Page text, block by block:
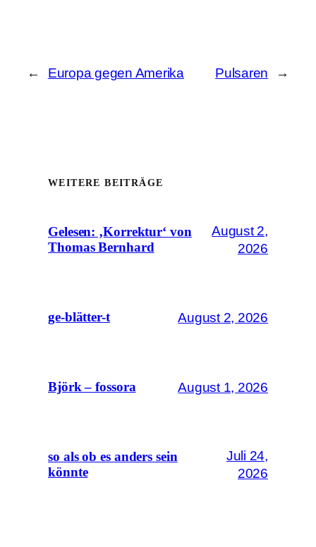
← Europa gegen Amerika Pulsaren →
WEITERE BEITRÄGE
Gelesen: ‚Korrektur‘ von
Thomas Bernhard
August 2,
2026
ge-blätter-t August 2, 2026
Björk – fossora August 1, 2026
so als ob es anders sein
könnte
Juli 24,
2026